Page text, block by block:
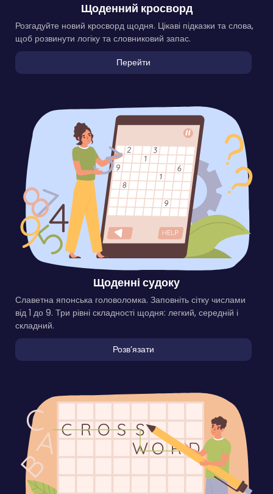
Щоденний кросворд
Розгадуйте новий кросворд щодня. Цікаві підказки та слова,
щоб розвинути логіку та словниковий запас.
Перейти
Щоденні судоку
Славетна японська головоломка. Заповніть сітку числами
від 1 до 9. Три рівні складності щодня: легкий, середній і
складний.
Розвʼязати